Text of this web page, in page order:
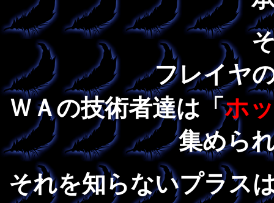
フレイヤ
ＷＡの技術者達は「ホ
集めら
それを知らないプラス